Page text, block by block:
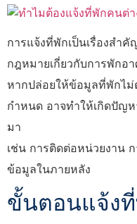
การแจ้งที่พักเป็นเรื่องสำ
กฎหมายเกี่ยวกับการพักอ
หากปล่อยให้ข้อมูลที่พักไม่
กำหนด อาจทำให้เกิดปัญ
มา
เช่น การติดต่อหน่วยงาน
ข้อมูลในภายหลัง
ขั้นตอนแจ้ง